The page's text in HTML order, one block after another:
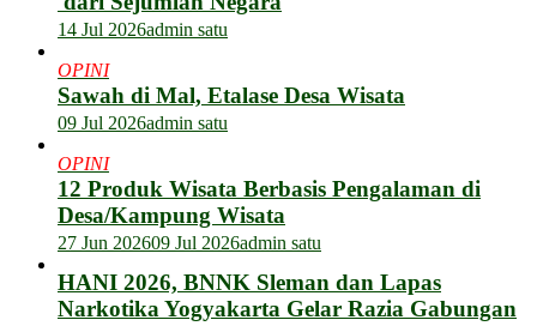
14 Jul 2026admin satu
OPINI
Sawah di Mal, Etalase Desa Wisata
09 Jul 2026admin satu
OPINI
12 Produk Wisata Berbasis Pengalaman di
Desa/Kampung Wisata
27 Jun 202609 Jul 2026admin satu
HANI 2026, BNNK Sleman dan Lapas
Narkotika Yogyakarta Gelar Razia Gabungan